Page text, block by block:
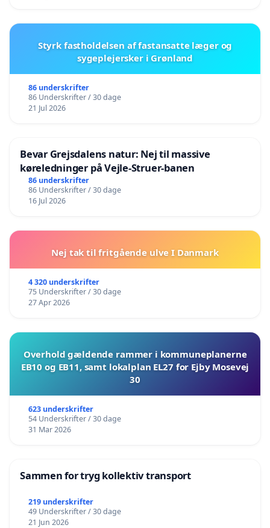
Styrk fastholdelsen af fastansatte læger og
sygeplejersker i Grønland
86 underskrifter
86 Underskrifter / 30 dage
21 Jul 2026
Bevar Grejsdalens natur: Nej til massive
køreledninger på Vejle-Struer-banen
86 underskrifter
86 Underskrifter / 30 dage
16 Jul 2026
Nej tak til fritgående ulve I Danmark
4 320 underskrifter
75 Underskrifter / 30 dage
27 Apr 2026
Overhold gældende rammer i kommuneplanerne
EB10 og EB11, samt lokalplan EL27 for Ejby Mosevej
30
623 underskrifter
54 Underskrifter / 30 dage
31 Mar 2026
Sammen for tryg kollektiv transport
219 underskrifter
49 Underskrifter / 30 dage
21 Jun 2026